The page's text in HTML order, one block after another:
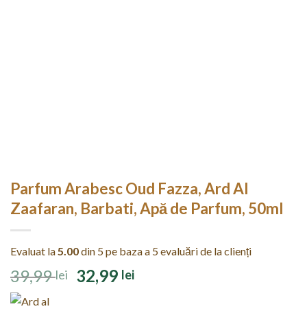
Parfum Arabesc Oud Fazza, Ard Al
Zaafaran, Barbati, Apă de Parfum, 50ml
Evaluat la5.00din 5 pe baza a 5evaluări de la clienți
39,99lei
Prețul
inițial
32,99 leiPrețul